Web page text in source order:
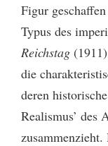
Figur
Typus des
Reichstag
die
deren
Realismus’ des